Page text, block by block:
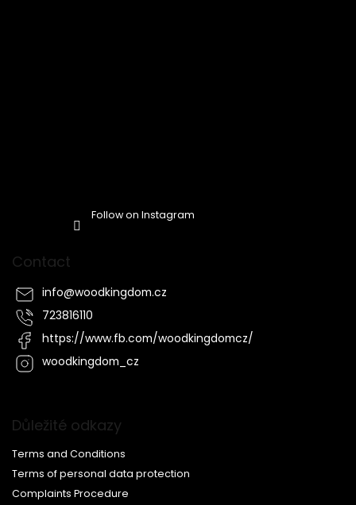
Follow on Instagram
Contact
info@woodkingdom.cz
723816110
https://www.fb.com/woodkingdomcz/
woodkingdom_cz
Důležité odkazy
Terms and Conditions
Terms of personal data protection
Complaints Procedure